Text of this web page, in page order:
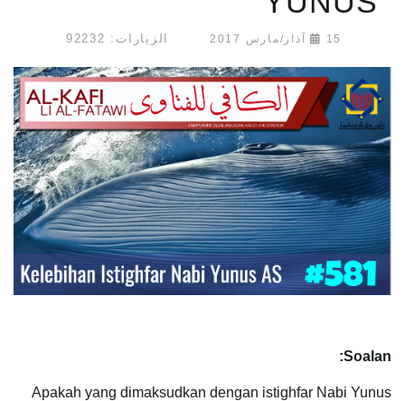
15 آذار/مارس 2017 الزيارات: 92232
Soalan:
Apakah yang dimaksudkan dengan istighfar Nabi Yunus